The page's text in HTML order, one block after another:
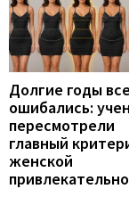
Долгие годы все
ошибались:
пересмотрели
главный
женской